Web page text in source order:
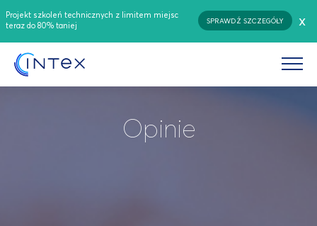
Projekt szkoleń technicznych z limitem miejsc
teraz do 80% taniej
SPRAWDŹ SZCZEGÓŁY x
Opinie